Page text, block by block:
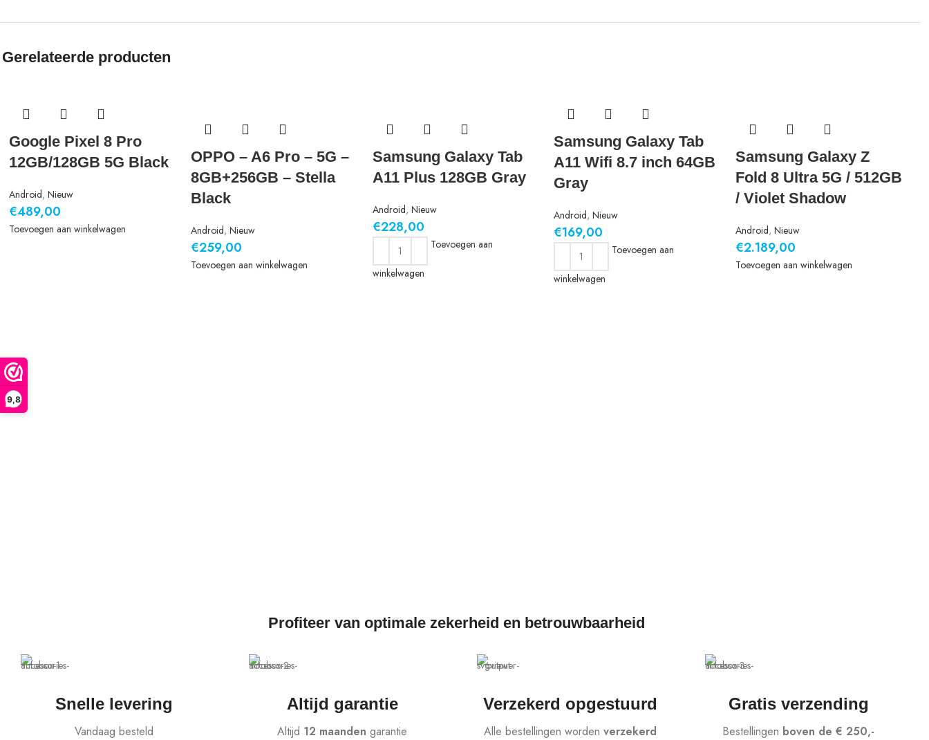
9,8
Gerelateerde producten
Google Pixel 8 Pro
12GB/128GB 5G Black
Android, Nieuw
€489,00
Toevoegen aan winkelwagen
OPPO – A6 Pro – 5G –
8GB+256GB – Stella
Black
Android, Nieuw
€259,00
Toevoegen aan winkelwagen
Samsung Galaxy Tab
A11 Plus 128GB Gray
Android, Nieuw
€228,00
Toevoegen aan
winkelwagen
Samsung Galaxy Tab
A11 Wifi 8.7 inch 64GB
Gray
Android,Nieuw
€169,00
Toevoegen aan
winkelwagen
Samsung Galaxy Z
Fold 8 Ultra 5G / 512GB
/ Violet Shadow
Android,Nieuw
€2.189,00
Toevoegen aan winkelwagen
Profiteer van optimale zekerheid en betrouwbaarheid
Snelle levering
Vandaag besteld
Altijd garantie
Altijd 12 maanden garantie
Verzekerd opgestuurd
Alle bestellingen worden verzekerd
Gratis verzending
Bestellingen boven de € 250,-